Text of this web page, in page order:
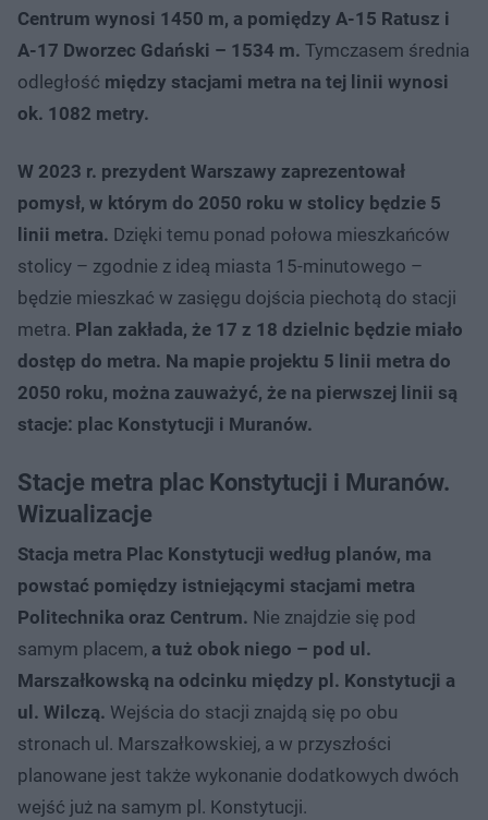
Centrum wynosi 1450 m, a pomiędzy A-15 Ratusz i
A-17 Dworzec Gdański – 1534 m. Tymczasem średnia
odległość między stacjami metra na tej linii wynosi
ok. 1082 metry.
W 2023 r. prezydent Warszawy zaprezentował
pomysł, w którym do 2050 roku w stolicy będzie 5
linii metra. Dzięki temu ponad połowa mieszkańców
stolicy – zgodnie z ideą miasta 15-minutowego –
będzie mieszkać w zasięgu dojścia piechotą do stacji
metra. Plan zakłada, że 17 z 18 dzielnic będzie miało
dostęp do metra. Na mapie projektu 5 linii metra do
2050 roku, można zauważyć, że na pierwszej linii są
stacje: plac Konstytucji i Muranów.
Stacje metra plac Konstytucji i Muranów.
Wizualizacje
Stacja metra Plac Konstytucji według planów, ma
powstać pomiędzy istniejącymi stacjami metra
Politechnika oraz Centrum. Nie znajdzie się pod
samym placem, a tuż obok niego – pod ul.
Marszałkowską na odcinku między pl. Konstytucji a
ul. Wilczą. Wejścia do stacji znajdą się po obu
stronach ul. Marszałkowskiej, a w przyszłości
planowane jest także wykonanie dodatkowych dwóch
wejść już na samym pl. Konstytucji.